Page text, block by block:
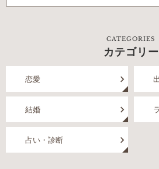
CATEGORIES
カテゴリー
恋愛
結婚
占い・診断